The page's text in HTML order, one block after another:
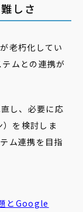
しさ
老朽化してい
ムとの連携が
し、必要に応
を検討しま
ム連携を目指
とGoogle